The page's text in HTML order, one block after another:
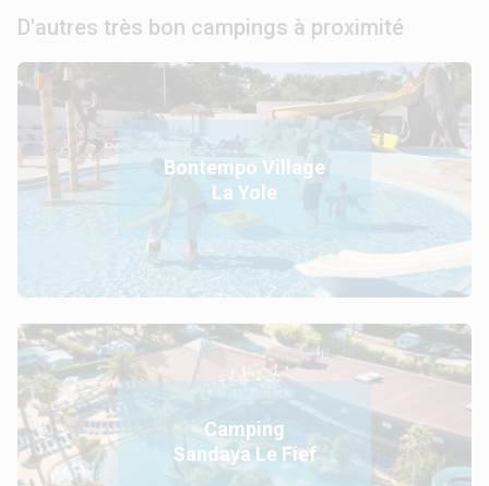
D'autres très bon campings à proximité
Bontempo Village
La Yole
Camping
Sandaya Le Fief